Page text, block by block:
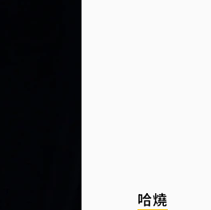
哈燒